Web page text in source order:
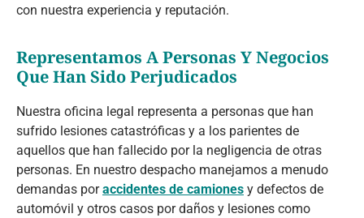
con nuestra experiencia y reputación.
Representamos A Personas Y Negocios
Que Han Sido Perjudicados
Nuestra oficina legal representa a personas que han
sufrido lesiones catastróficas y a los parientes de
aquellos que han fallecido por la negligencia de otras
personas. En nuestro despacho manejamos a menudo
demandas poraccidentes de camiones y defectos de
automóvil y otros casos por daños y lesiones como